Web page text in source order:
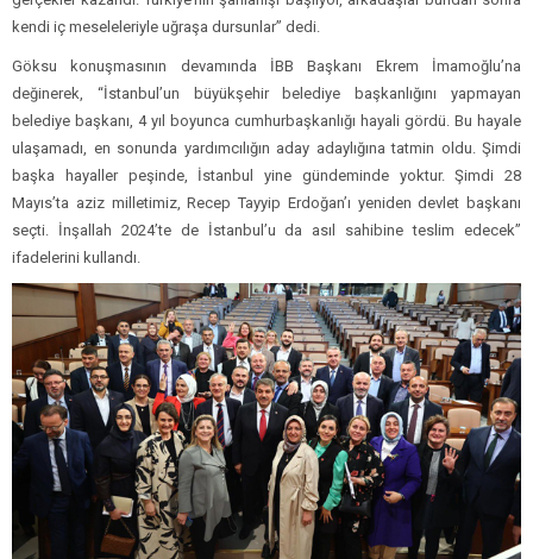
kendi iç meseleleriyle uğraşa dursunlar” dedi.
Göksu konuşmasının devamında İBB Başkanı Ekrem İmamoğlu’na
değinerek, “İstanbul’un büyükşehir belediye başkanlığını yapmayan
belediye başkanı, 4 yıl boyunca cumhurbaşkanlığı hayali gördü. Bu hayale
ulaşamadı, en sonunda yardımcılığın aday adaylığına tatmin oldu. Şimdi
başka hayaller peşinde, İstanbul yine gündeminde yoktur. Şimdi 28
Mayıs’ta aziz milletimiz, Recep Tayyip Erdoğan’ı yeniden devlet başkanı
seçti. İnşallah 2024’te de İstanbul’u da asıl sahibine teslim edecek”
ifadelerini kullandı.